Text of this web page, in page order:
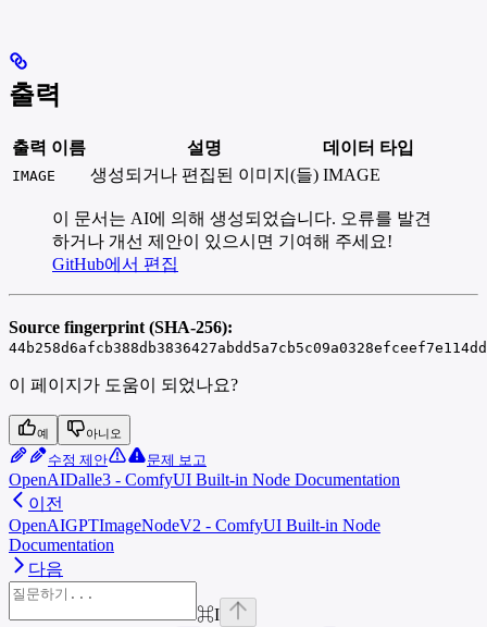
출력
출력 이름 설명 데이터 타입
IMAGE 생성되거나 편집된 이미지(들) IMAGE
이 문서는 AI에 의해 생성되었습니다. 오류를 발견
하거나 개선 제안이 있으시면 기여해 주세요!
GitHub에서 편집
Source fingerprint (SHA-256):
이 페이지가 도움이 되었나요?
예 아니오
수정 제안 문제 보고
OpenAIDalle3 - ComfyUI Built-in Node Documentation
이전
OpenAIGPTImageNodeV2 - ComfyUI Built-in Node
Documentation
다음
⌘I